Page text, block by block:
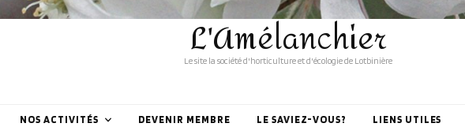
L'Amélanchier
Le site la société d'horticulture et d'écologie de Lotbinière
NOS ACTIVITÉS DEVENIR MEMBRE LE SAVIEZ-VOUS? LIENS UTILES